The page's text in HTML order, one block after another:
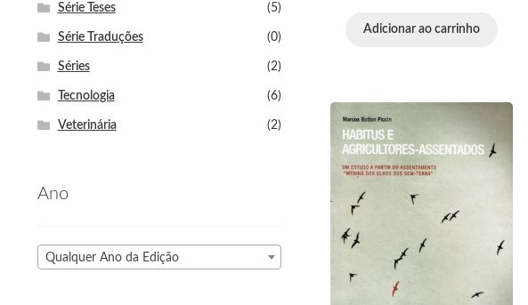
Adicionar ao carrinho
Série Teses (5)
Série Traduções (0)
Séries (2)
Tecnologia (6)
Veterinária (2)
Ano
Qualquer Ano da Edição